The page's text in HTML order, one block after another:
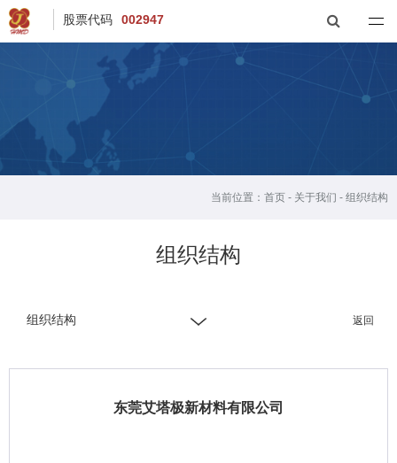
股票代码 002947
当前位置： 首页 - 关于我们 - 组织结构
组织结构
组织结构 返回
东莞艾塔极新材料有限公司